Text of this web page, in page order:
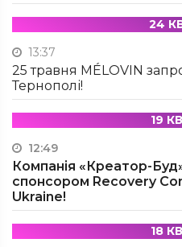
24
13:37
25 травня MÉLOVIN
Тернополі!
19
12:49
Компанія «Креатор-
спонсором Recovery
Ukraine!
18